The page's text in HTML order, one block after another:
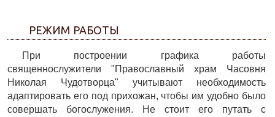
РЕЖИМ РАБОТЫ
При построении графика работы
священнослужители "Православный храм Часовня
Николая Чудотворца" учитывают необходимость
адаптировать его под прихожан, чтобы им удобно было
совершать богослужения. Не стоит его путать с